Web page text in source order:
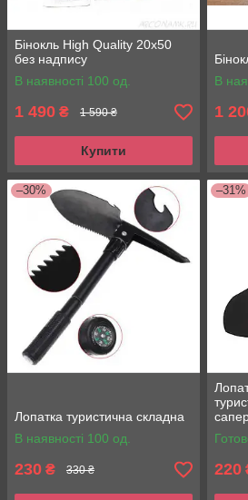
Бінокль High Quality 20х50
без надпису
В наявності 100 од.
1 490 ₴ 1 590 ₴
Купити
В
1
–30%
Лопатка туристична складна
В наявності 100 од.
230 ₴ 330 ₴
–31%
220